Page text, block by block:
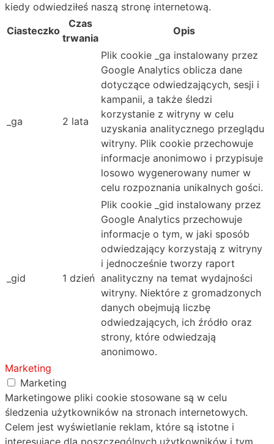
kiedy odwiedziłeś naszą stronę internetową.
Ciasteczko
Czas
trwania
Opis
_ga 2 lata
Plik cookie _ga instalowany przez
Google Analytics oblicza dane
dotyczące odwiedzających, sesji i
kampanii, a także śledzi
korzystanie z witryny w celu
uzyskania analitycznego przeglądu
witryny. Plik cookie przechowuje
informacje anonimowo i przypisuje
losowo wygenerowany numer w
celu rozpoznania unikalnych gości.
_gid 1 dzień
Plik cookie _gid instalowany przez
Google Analytics przechowuje
informacje o tym, w jaki sposób
odwiedzający korzystają z witryny
i jednocześnie tworzy raport
analityczny na temat wydajności
witryny. Niektóre z gromadzonych
danych obejmują liczbę
odwiedzających, ich źródło oraz
strony, które odwiedzają
anonimowo.
Marketing
Marketing
Marketingowe pliki cookie stosowane są w celu
śledzenia użytkowników na stronach internetowych.
Celem jest wyświetlanie reklam, które są istotne i